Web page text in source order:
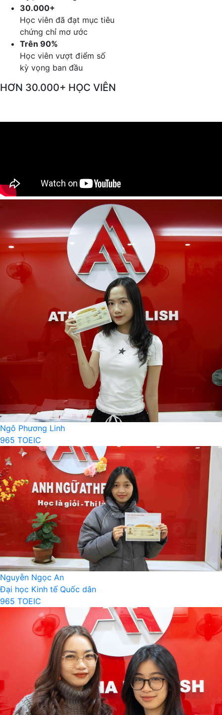
30.000+
Học viên đã đạt mục tiêu
chứng chỉ mơ ước
Trên 90%
Học viên vượt điểm số
kỳ vọng ban đầu
HƠN 30.000+ HỌC VIÊN
Ngô Phương Linh
965 TOEIC
Nguyễn Ngọc An
Đại học Kinh tế Quốc dân
965 TOEIC